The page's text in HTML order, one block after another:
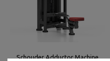
Schouder Adductor Machine